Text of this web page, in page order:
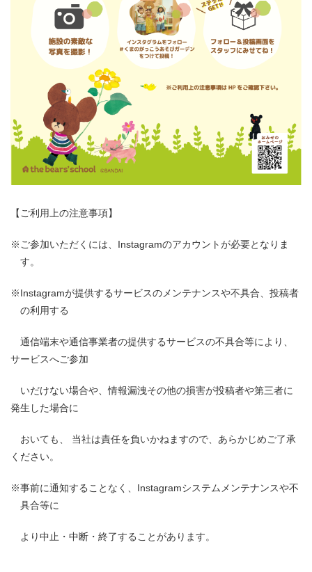
【ご利用上の注意事項】
※ご参加いただくには、Instagramのアカウントが必要となりま
す。
※Instagramが提供するサービスのメンテナンスや不具合、投稿者
の利用する
通信端末や通信事業者の提供するサービスの不具合等により、
サービスへご参加
いだけない場合や、情報漏洩その他の損害が投稿者や第三者に
発生した場合に
おいても、 当社は責任を負いかねますので、あらかじめご了承
ください。
※事前に通知することなく、Instagramシステムメンテナンスや不
具合等に
より中止・中断・終了することがあります。